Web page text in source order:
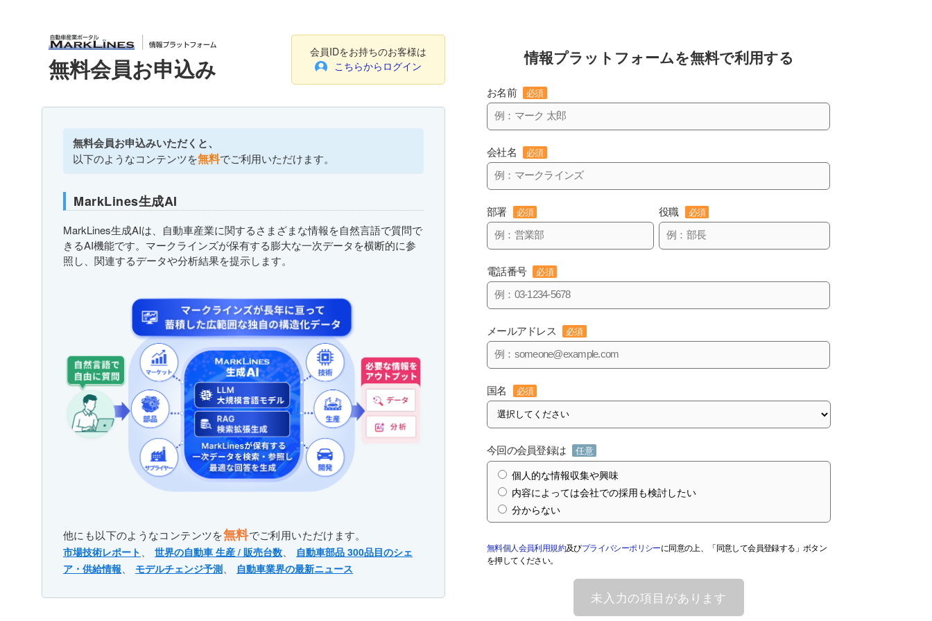
無料会員お申込み
会員IDをお持ちのお客様は
こちらからログイン
無料会員お申込みいただくと、
以下のようなコンテンツを無料でご利用いただけます。
MarkLines生成AI
MarkLines生成AIは、自動車産業に関するさまざまな情報を自然言語で質問で
きるAI機能です。マークラインズが保有する膨大な一次データを横断的に参
照し、関連するデータや分析結果を提示します。
他にも以下のようなコンテンツを無料でご利用いただけます。
市場技術レポート 、 世界の自動車 生産 / 販売台数、
自動車部品 300品目のシェ
ア・供給情報、 モデルチェンジ予測、 自動車業界の最新ニュース
情報プラットフォームを無料で利用する
お名前 必須
会社名 必須
部署 必須 役職 必須
電話番号 必須
メールアドレス 必須
国名 必須
今回の会員登録は 任意
個人的な情報収集や興味
内容によっては会社での採用も検討したい
分からない
無料個人会員利用規約及びプライバシーポリシーに同意の上、「同意して会員登録する」ボタン
を押してください。